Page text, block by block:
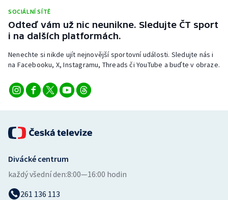
SOCIÁLNÍ SÍTĚ
Odteď vám už nic neunikne. Sledujte ČT sport
i na dalších platformách.
Nenechte si nikde ujít nejnovější sportovní události. Sledujte nás i
na Facebooku, X, Instagramu, Threads či YouTube a buďte v obraze.
Divácké centrum
každý všední den:8:00—16:00 hodin
261 136 113